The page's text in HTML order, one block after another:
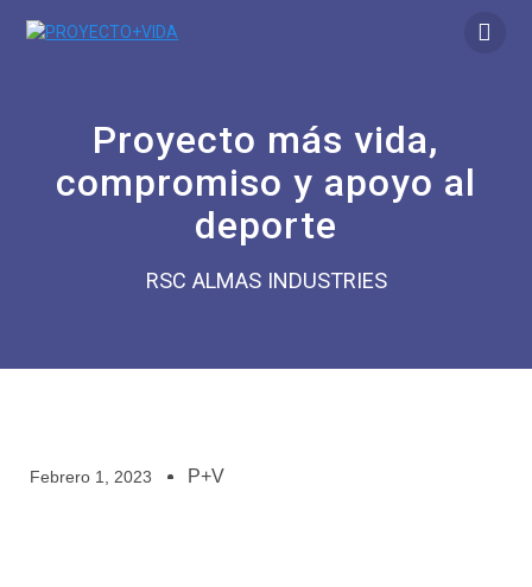
Proyecto más vida,
compromiso y apoyo al
deporte
RSC ALMAS INDUSTRIES
Febrero 1, 2023 P+V